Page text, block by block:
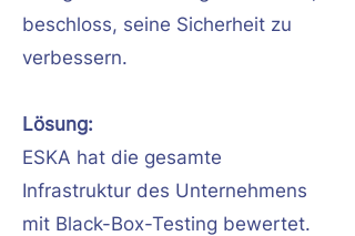
beschloss, seine Sicherheit zu
verbessern.
Lösung:
ESKA hat die gesamte
Infrastruktur des Unternehmens
mit Black-Box-Testing bewertet.